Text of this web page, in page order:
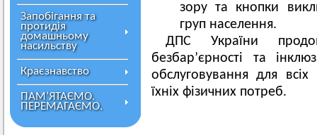
Запобігання та
протидія
домашньому
насильству
Краєзнавство
ПАМ’ЯТАЄМО.
ПЕРЕМАГАЄМО.
зору та кнопки
груп населення.
ДПС України
безбар’єрності та
обслуговування для
їхніх фізичних потреб.